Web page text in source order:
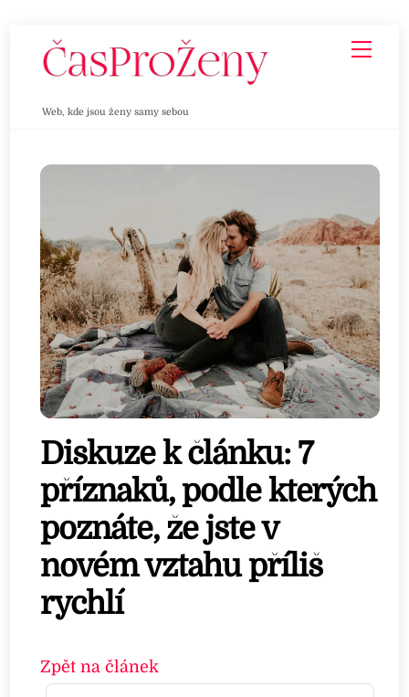
Web, kde jsou ženy samy sebou
Diskuze k článku: 7
příznaků, podle kterých
poznáte, že jste v
novém vztahu příliš
rychlí
Zpět na článek